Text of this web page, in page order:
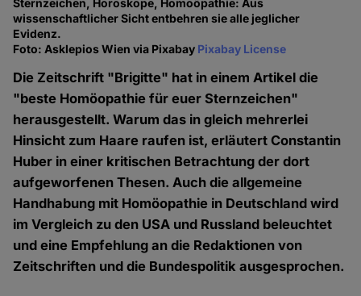
Sternzeichen, Horoskope, Homoöpathie: Aus
wissenschaftlicher Sicht entbehren sie alle jeglicher
Evidenz.
Foto: Asklepios Wien via Pixabay Pixabay License
Die Zeitschrift "Brigitte" hat in einem Artikel die
"beste Homöopathie für euer Sternzeichen"
herausgestellt. Warum das in gleich mehrerlei
Hinsicht zum Haare raufen ist, erläutert Constantin
Huber in einer kritischen Betrachtung der dort
aufgeworfenen Thesen. Auch die allgemeine
Handhabung mit Homöopathie in Deutschland wird
im Vergleich zu den USA und Russland beleuchtet
und eine Empfehlung an die Redaktionen von
Zeitschriften und die Bundespolitik ausgesprochen.